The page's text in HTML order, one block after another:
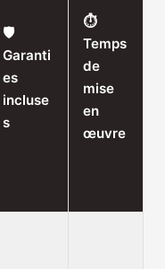
🛡️
Garanti
es
incluse
s
⏱️
Temps
de
mise
en
œuvre